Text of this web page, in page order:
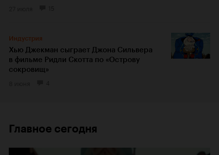
Индустрия
Хью Джекман сыграет Джона Сильвера
в фильме Ридли Скотта по «Острову
сокровищ»
Главное сегодня